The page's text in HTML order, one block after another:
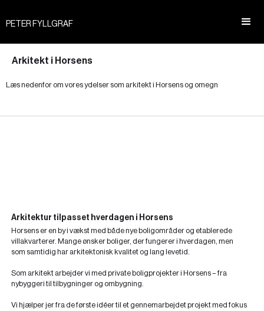
PETER FYLLGRAF
Arkitekt i Horsens
Læs nedenfor om vores ydelser som arkitekt i Horsens og omegn
Arkitektur tilpasset hverdagen i Horsens
Horsens er en by i vækst med både nye boligområder og etablerede
villakvarterer. Mange ønsker boliger, der fungerer i hverdagen, men
som samtidig har arkitektonisk kvalitet og lang levetid.
Som arkitekt arbejder vi med private boligprojekter i Horsens – fra
nybyggeri til tilbygninger og ombygning.
Vi hjælper jer fra de første idéer til et gennemarbejdet projekt med fokus